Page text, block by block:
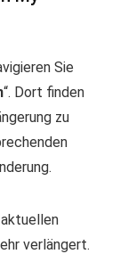
Sie
“. Dort finden
zu
verlängert.